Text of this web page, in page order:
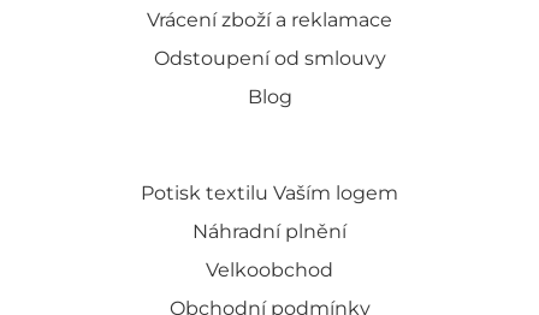
Vrácení zboží a reklamace
Odstoupení od smlouvy
Blog
Potisk textilu Vaším logem
Náhradní plnění
Velkoobchod
Obchodní podmínky